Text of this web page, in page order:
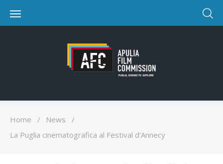
Home / News
/
La Puglia cinematografica al Festival d'Annecy